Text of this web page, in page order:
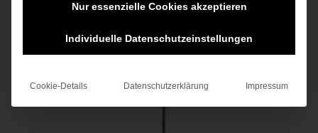
Nur essenzielle Cookies akzeptieren
Individuelle Datenschutzeinstellungen
Cookie-Details Datenschutzerklärung Impressum